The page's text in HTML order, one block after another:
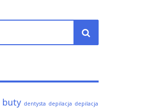
buty dentysta depilacja depilacja